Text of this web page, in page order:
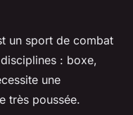
un sport de combat
: boxe,
une
très poussée.